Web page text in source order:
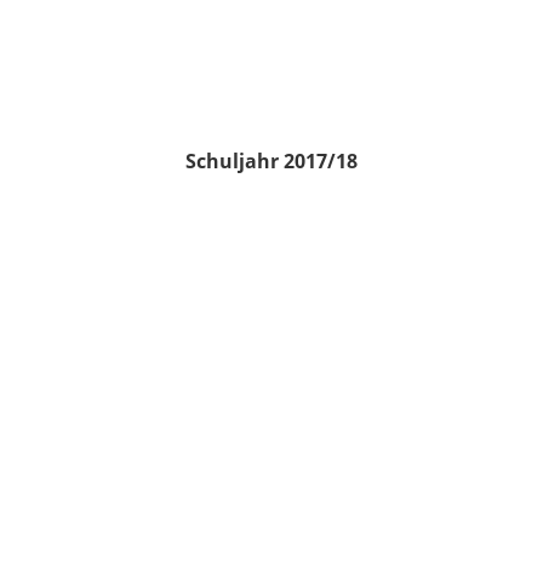
Schuljahr 2017/18